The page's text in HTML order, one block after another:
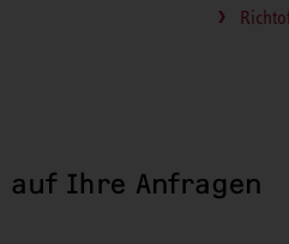
auf Ihre Anfragen